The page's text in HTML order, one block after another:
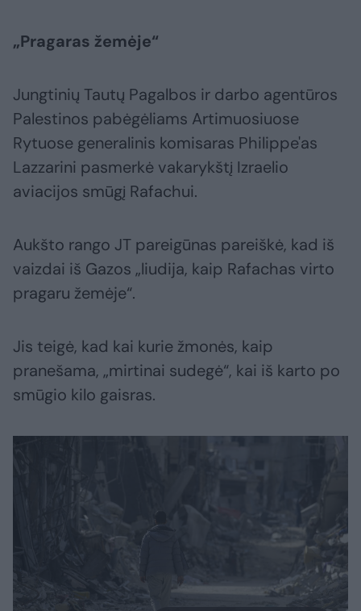
„Pragaras žemėje“
Jungtinių Tautų Pagalbos ir darbo agentūros
Palestinos pabėgėliams Artimuosiuose
Rytuose generalinis komisaras Philippe'as
Lazzarini pasmerkė vakarykštį Izraelio
aviacijos smūgį Rafachui.
Aukšto rango JT pareigūnas pareiškė, kad iš
vaizdai iš Gazos „liudija, kaip Rafachas virto
pragaru žemėje“.
Jis teigė, kad kai kurie žmonės, kaip
pranešama, „mirtinai sudegė“, kai iš karto po
smūgio kilo gaisras.